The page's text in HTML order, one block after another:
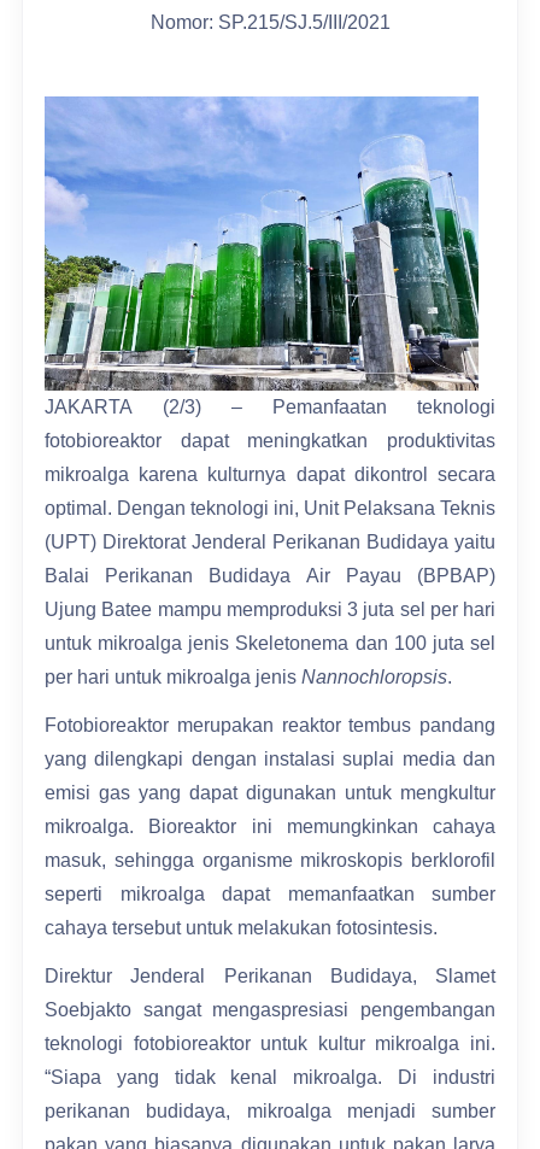
Nomor: SP.215/SJ.5/III/2021
JAKARTA (2/3) – Pemanfaatan teknologi
fotobioreaktor dapat meningkatkan produktivitas
mikroalga karena kulturnya dapat dikontrol secara
optimal. Dengan teknologi ini, Unit Pelaksana Teknis
(UPT) Direktorat Jenderal Perikanan Budidaya yaitu
Balai Perikanan Budidaya Air Payau (BPBAP)
Ujung Batee mampu memproduksi 3 juta sel per hari
untuk mikroalga jenis Skeletonema dan 100 juta sel
per hari untuk mikroalga jenis Nannochloropsis.
Fotobioreaktor merupakan reaktor tembus pandang
yang dilengkapi dengan instalasi suplai media dan
emisi gas yang dapat digunakan untuk mengkultur
mikroalga. Bioreaktor ini memungkinkan cahaya
masuk, sehingga organisme mikroskopis berklorofil
seperti mikroalga dapat memanfaatkan sumber
cahaya tersebut untuk melakukan fotosintesis.
Direktur Jenderal Perikanan Budidaya, Slamet
Soebjakto sangat mengaspresiasi pengembangan
teknologi fotobioreaktor untuk kultur mikroalga ini.
“Siapa yang tidak kenal mikroalga. Di industri
perikanan budidaya, mikroalga menjadi sumber
pakan yang biasanya digunakan untuk pakan larva